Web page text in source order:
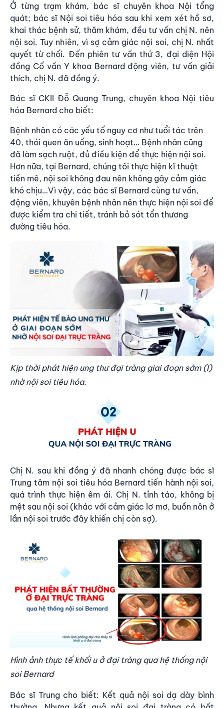
Ở từng trạm khám, bác sĩ chuyên khoa Nội tổng
quát; bác sĩ Nội soi tiêu hóa sau khi xem xét hồ sơ,
khai thác bệnh sử, thăm khám, đều tư vấn chị N. nên
nội soi. Tuy nhiên, vì sợ cảm giác nội soi, chị N. nhất
quyết từ chối. Đến phiên tư vấn thứ 3, đại diện Hội
đồng Cố vấn Y khoa Bernard động viên, tư vấn giải
thích, chị N. đã đồng ý.
Bác sĩ CKII Đỗ Quang Trung, chuyên khoa Nội tiêu
hóa Bernard cho biết:
Bệnh nhân có các yếu tố nguy cơ như tuổi tác trên
40, thói quen ăn uống, sinh hoạt… Bệnh nhân cũng
đã làm sạch ruột, đủ điều kiện để thực hiện nội soi.
Hơn nữa, tại Bernard, chúng tôi thực hiện kĩ thuật
tiền mê, nội soi không đau nên không gây cảm giác
khó chịu…Vì vậy, các bác sĩ Bernard cùng tư vấn,
động viên, khuyên bệnh nhân nên thực hiện nội soi để
được kiểm tra chi tiết, tránh bỏ sót tổn thương
đường tiêu hóa.
Kịp thời phát hiện ung thư đại tràng giai đoạn sớm (I)
nhờ nội soi tiêu hóa.
Chị N. sau khi đồng ý đã nhanh chóng được bác sĩ
Trung tâm nội soi tiêu hóa Bernard tiến hành nội soi,
quá trình thực hiện êm ái. Chị N. tỉnh táo, không bị
mệt sau nội soi (khác với cảm giác lơ mơ, buồn nôn ở
lần nội soi trước đây khiến chị còn sợ).
Hình ảnh thực tế khối u ở đại tràng qua hệ thống nội
soi Bernard
Bác sĩ Trung cho biết: Kết quả nội soi dạ dày bình